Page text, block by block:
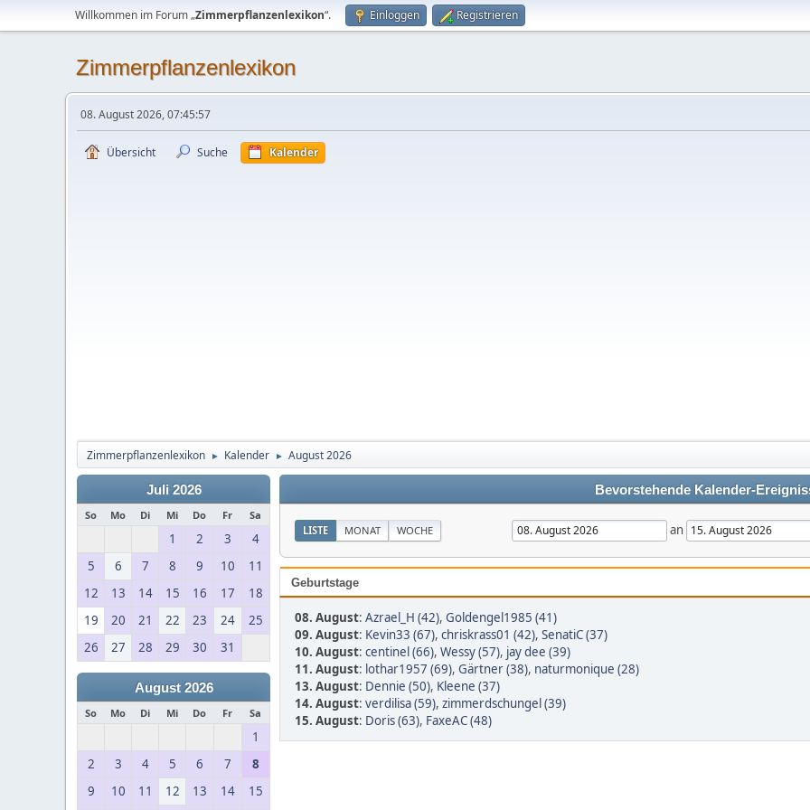
Willkommen im Forum „Zimmerpflanzenlexikon“. Einloggen Registrieren
Zimmerpflanzenlexikon
08. August 2026, 07:45:57
Übersicht Suche Kalender
Zimmerpflanzenlexikon ► Kalender ► August 2026
Juli 2026
So Mo Di Mi Do Fr Sa
1 2 3
4
5
6 7 8 9 10
11
12
13 14 15 16 17
18
19
20 21 22 23 24
25
26
27 28 29 30 31
August 2026
So Mo Di Mi Do Fr Sa
1
2
3 4 5 6 7
8
9
10 11 12 13 14 15
Bevorstehende Kalender-
LISTE MONAT WOCHE an
Geburtstage
08. August: Azrael_H (42), Goldengel1985 (41)
09. August: Kevin33 (67), chriskrass01 (42), SenatiC (37)
10. August: centinel (66), Wessy (57), jay dee (39)
11. August: lothar1957 (69), Gärtner (38), naturmonique (28)
13. August: Dennie (50), Kleene (37)
14. August: verdilisa (59), zimmerdschungel (39)
15. August: Doris (63), FaxeAC (48)